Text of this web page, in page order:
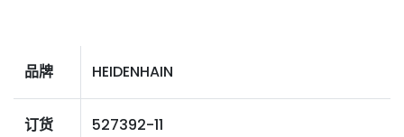
品牌 HEIDENHAIN
订货
527392-11